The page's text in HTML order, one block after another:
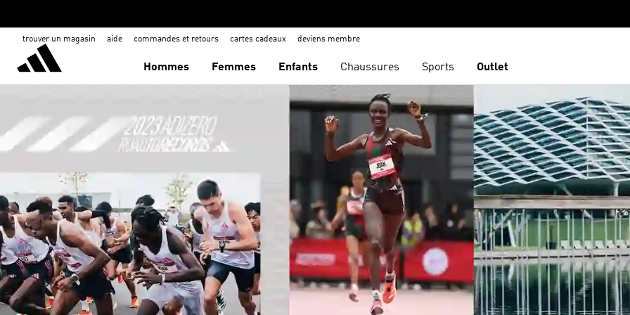
trouver un magasin aide commandes et retours cartes cadeaux deviens membre
Hommes Femmes Enfants Chaussures Sports Outlet